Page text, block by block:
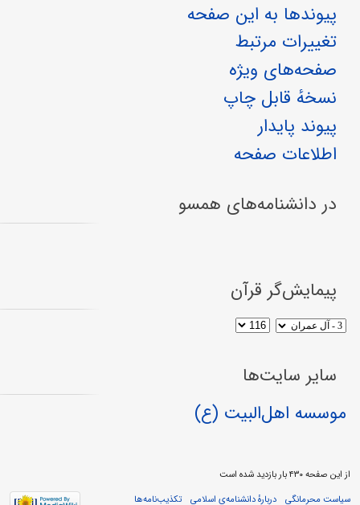
پیوندها به این صفحه
تغییرات مرتبط
صفحه‌های ویژه
نسخهٔ قابل چاپ
پیوند پایدار
اطلاعات صفحه
در دانشنامه‌های همسو
پیمایش‌گر قرآن
سایر سایت‌ها
موسسه اهل‌البیت (ع)
از این صفحه ۴۳۰ بار بازدید شده است
سیاست محرمانگی
دربارهٔ دانشنامه‌ی اسلامی تکذیب‌نامه‌ها